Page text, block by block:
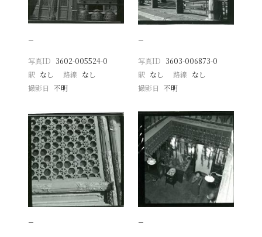
−
写真ID 3602-005524-0
駅 なし 路線 なし
撮影日
不明
−
写真ID 3603-006873-0
駅 なし 路線 なし
撮影日 不明
− −